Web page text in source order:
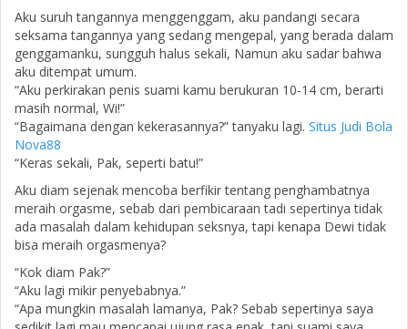
Aku suruh tangannya menggenggam, aku pandangi secara
seksama tangannya yang sedang mengepal, yang berada dalam
genggamanku, sungguh halus sekali, Namun aku sadar bahwa
aku ditempat umum.
“Aku perkirakan penis suami kamu berukuran 10-14 cm, berarti
masih normal, Wi!”
“Bagaimana dengan kekerasannya?” tanyaku lagi. Situs Judi Bola
Nova88
“Keras sekali, Pak, seperti batu!”
Aku diam sejenak mencoba berfikir tentang penghambatnya
meraih orgasme, sebab dari pembicaraan tadi sepertinya tidak
ada masalah dalam kehidupan seksnya, tapi kenapa Dewi tidak
bisa meraih orgasmenya?
“Kok diam Pak?”
“Aku lagi mikir penyebabnya.”
“Apa mungkin masalah lamanya, Pak? Sebab sepertinya saya